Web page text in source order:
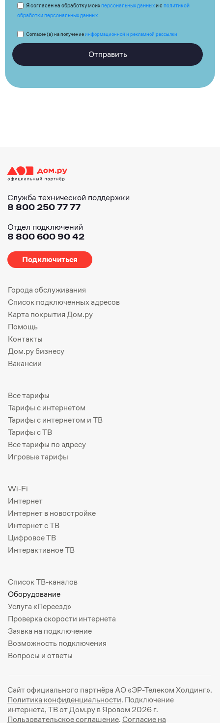
Я согласен на обработку моих персональных данныхи с политикой
обработки персональных данных
Согласен(а) на получениеинформационной и рекламной рассылки
Отправить
Служба технической поддержки
8 800 250 77 77
Отдел подключений
8 800 600 90 42
Подключиться
Города обслуживания
Список подключенных адресов
Карта покрытия Дом.ру
Помощь
Контакты
Дом.ру бизнесу
Вакансии
Все тарифы
Тарифы с интернетом
Тарифы с интернетом и ТВ
Тарифы с ТВ
Все тарифы по адресу
Игровые тарифы
Wi-Fi
Интернет
Интернет в новостройке
Интернет с ТВ
Цифровое ТВ
Интерактивное ТВ
Список ТВ-каналов
Оборудование
Услуга «Переезд»
Проверка скорости интернета
Заявка на подключение
Возможность подключения
Вопросы и ответы
Сайт официального партнёра АО «ЭР-Телеком Холдинг».
Политика конфиденциальности. Подключение
интернета, ТВ от Дом.ру в Яровом 2026 г.
Пользовательское соглашение. Согласие на